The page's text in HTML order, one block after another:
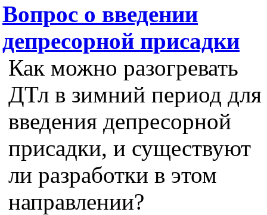
Вопрос о введении
депресорной присадки
Как можно разогревать
ДТл в зимний период для
введения депресорной
присадки, и существуют
ли разработки в этом
направлении?